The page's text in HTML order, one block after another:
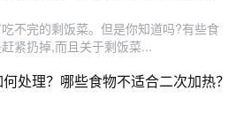
不完的剩饭菜。但是你知道吗?有些食
紧扔掉,而且关于剩饭菜...
处理？哪些食物不适合二次加热？